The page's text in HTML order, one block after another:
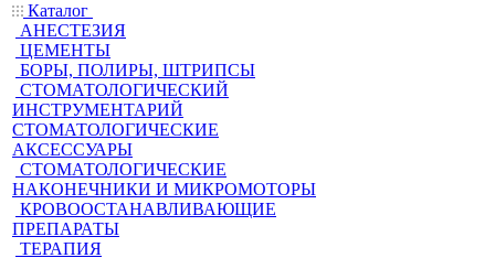
Каталог
АНЕСТЕЗИЯ
ЦЕМЕНТЫ
БОРЫ, ПОЛИРЫ, ШТРИПСЫ
СТОМАТОЛОГИЧЕСКИЙ
ИНСТРУМЕНТАРИЙ
СТОМАТОЛОГИЧЕСКИЕ
АКСЕССУАРЫ
СТОМАТОЛОГИЧЕСКИЕ
НАКОНЕЧНИКИ И МИКРОМОТОРЫ
КРОВООСТАНАВЛИВАЮЩИЕ
ПРЕПАРАТЫ
ТЕРАПИЯ